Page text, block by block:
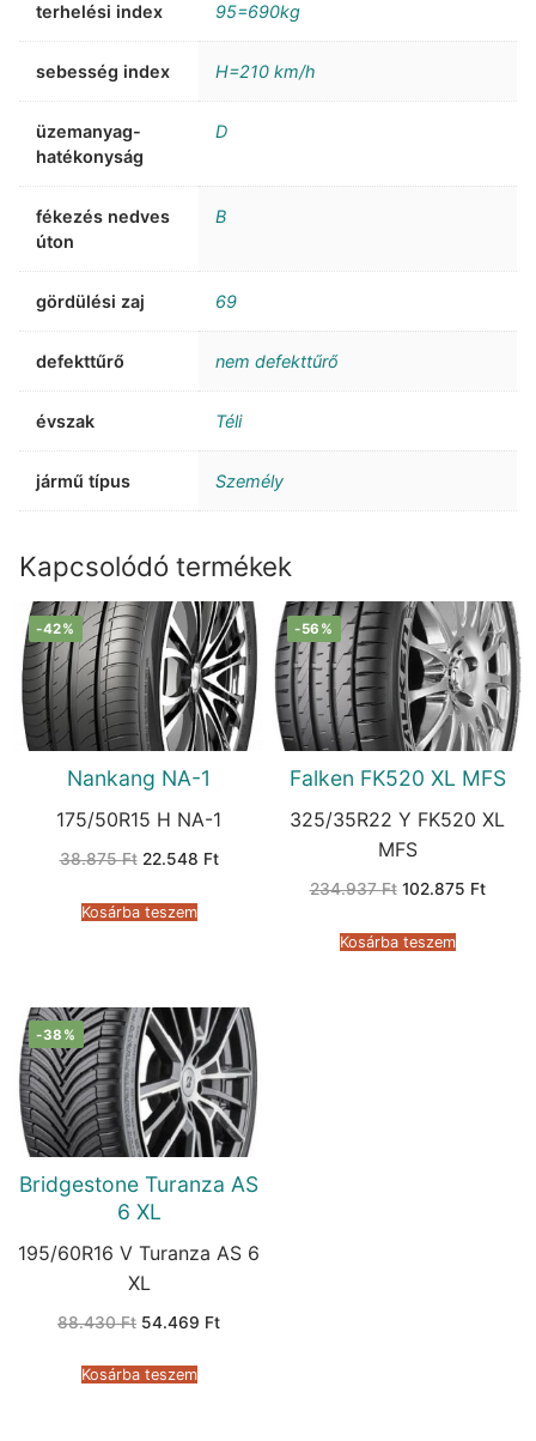
terhelési index 95=690kg
sebesség index H=210 km/h
üzemanyag-
hatékonyság
D
fékezés nedves
úton
B
gördülési zaj 69
defekttűrő nem defekttűrő
évszak Téli
jármű típus Személy
Kapcsolódó termékek
-42%
Nankang NA-1
175/50R15 H NA-1
38.875Ft Original
38.875 Ft.
22.548 FtCurrent
Kosárba teszem
-56%
Falken FK520 XL MFS
325/35R22 Y FK520 XL
MFS
234.937Ft Original
234.937 Ft.
102.875 Ft
Kosárba teszem
-38%
Bridgestone Turanza AS
6 XL
195/60R16 V Turanza AS 6
XL
88.430Ft Original
88.430 Ft.
54.469 FtCurrent
Kosárba teszem